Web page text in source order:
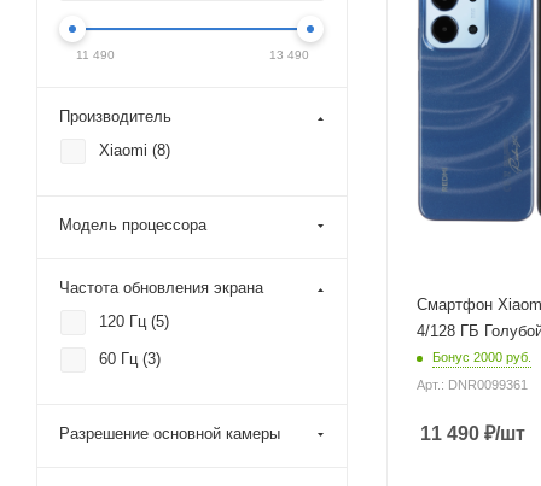
экрана
120 Гц
Разрешение
камеры
50 Мп
Объем встроенной
памяти
128 Гб
Объем оперативной
Цвет
Голубой
Операционная
Android
матрицы
Смартфон
4/128 ГБ
Бонус 2000 руб.
Арт.: DNR0099361
11 490 ₽/шт
11 490 13 490
Производитель
Xiaomi (8)
Модель процессора
Частота обновления экрана
120 Гц (5)
60 Гц (3)
Разрешение основной камеры